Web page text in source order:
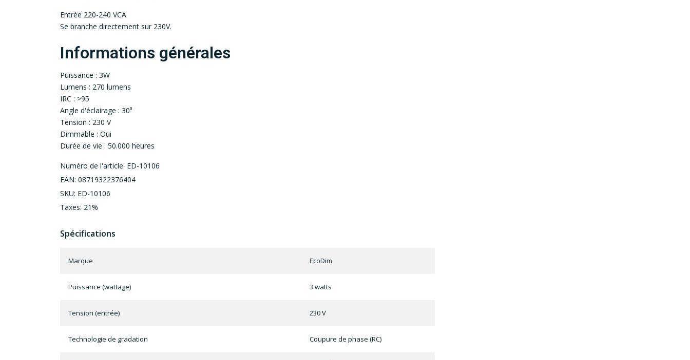
Entrée 220-240 VCA
Se branche directement sur 230V.
Informations générales
Puissance : 3W
Lumens : 270 lumens
IRC : >95
Angle d'éclairage : 30⁰
Tension : 230 V
Dimmable : Oui
Durée de vie : 50.000 heures
Numéro de l'article: ED-10106
EAN: 08719322376404
SKU: ED-10106
Taxes: 21%
Spécifications
Marque EcoDim
Puissance (wattage) 3 watts
Tension (entrée) 230 V
Technologie de gradation Coupure de phase (RC)